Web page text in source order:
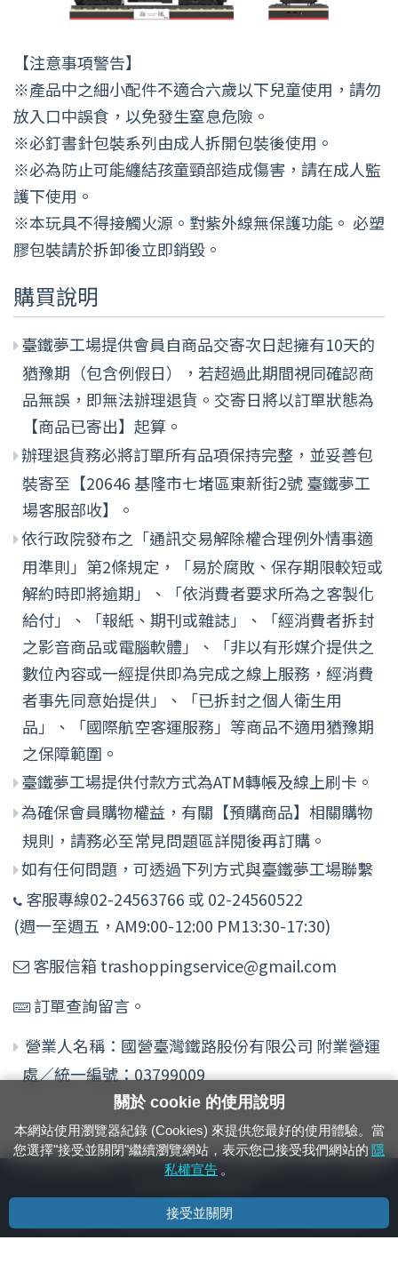
【注意事項警告】
※產品中之細小配件不適合六歲以下兒童使用，請勿
放入口中誤食，以免發生窒息危險。
※必釘書針包裝系列由成人拆開包裝後使用。
※必為防止可能纏結孩童頸部造成傷害，請在成人監
護下使用。
※本玩具不得接觸火源。對紫外線無保護功能。 必塑
膠包裝請於拆卸後立即銷毀。
購買說明
臺鐵夢工場提供會員自商品交寄次日起擁有10天的
猶豫期（包含例假日），若超過此期間視同確認商
品無誤，即無法辦理退貨。交寄日將以訂單狀態為
【商品已寄出】起算。
辦理退貨務必將訂單所有品項保持完整，並妥善包
裝寄至【20646 基隆市七堵區東新街2號 臺鐵夢工
場客服部收】。
依行政院發布之「通訊交易解除權合理例外情事適
用準則」第2條規定，「易於腐敗、保存期限較短或
解約時即將逾期」、「依消費者要求所為之客製化
給付」、「報紙、期刊或雜誌」、「經消費者拆封
之影音商品或電腦軟體」、「非以有形媒介提供之
數位內容或一經提供即為完成之線上服務，經消費
者事先同意始提供」、「已拆封之個人衛生用
品」、「國際航空客運服務」等商品不適用猶豫期
之保障範圍。
臺鐵夢工場提供付款方式為ATM轉帳及線上刷卡。
為確保會員購物權益，有關【預購商品】相關購物
規則，請務必至常見問題區詳閱後再訂購。
如有任何問題，可透過下列方式與臺鐵夢工場聯繫
客服專線02-24563766 或 02-24560522
(週一至週五，AM9:00-12:00 PM13:30-17:30)
客服信箱 trashoppingservice@gmail.com
訂單查詢留言。
營業人名稱：國營臺灣鐵路股份有限公司 附業營運
處／統一編號：03799009
24小時緊急通報電話：1933（市話、手機，僅限發現軌道、平交道、橋樑及隧
資通安全政策 著作權聲明
關於 cookie 的使用說明
本網站使用瀏覽器紀錄 (Cookies) 來提供您最好的使用體驗。當
您選擇"接受並關閉"繼續瀏覽網站，表示您已接受我們網站的 隱
私權宣告 。
接受並關閉